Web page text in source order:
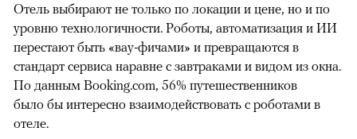
Отель выбирают не только по локации и цене, но и по
уровню технологичности. Роботы, автоматизация и ИИ
перестают быть «вау-фичами» и превращаются в
стандарт сервиса наравне с завтраками и видом из окна.
По данным Booking.com, 56% путешественников
было бы интересно взаимодействовать с роботами в
отеле.